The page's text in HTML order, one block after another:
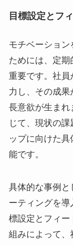
目標設定とフ
モチベーショ
ためには、定
重要です。社員
力し、その成
長意欲が生まれ
じて、現状の
ップに向けた
能です。
具体的な事例と
ーティングを導
標設定とフィー
組みによって、